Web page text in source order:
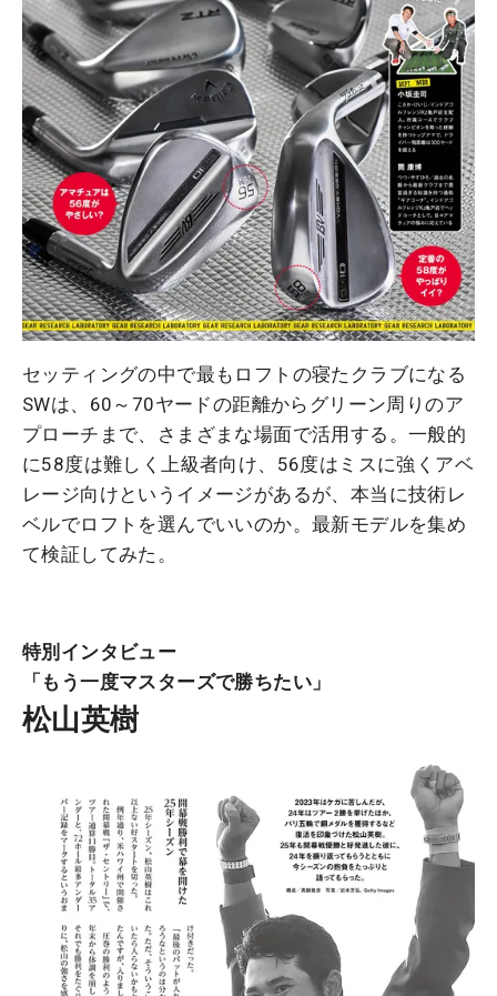
セッティングの中で最もロフトの寝たクラブになる
SWは、60～70ヤードの距離からグリーン周りのア
プローチまで、さまざまな場面で活用する。一般的
に58度は難しく上級者向け、56度はミスに強くアベ
レージ向けというイメージがあるが、本当に技術レ
ベルでロフトを選んでいいのか。最新モデルを集め
て検証してみた。
特別インタビュー
「もう一度マスターズで勝ちたい」
松山英樹